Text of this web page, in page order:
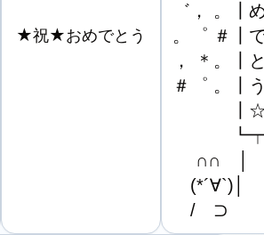
★祝★おめでとう
゛， 。┃
。゜ ＃┃
， ＊。┃
＃゜ 。┃
∩∩　│
(*´∀`)│
/　⊃